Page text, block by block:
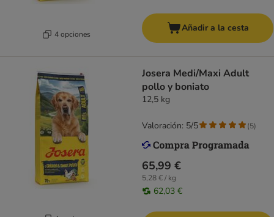
4 opciones
Añadir a la cesta
Josera Medi/Maxi Adult
pollo y boniato
12,5 kg
65,99 €
5,28 € / kg
62,03 €
Valoración: 5/5 (5)